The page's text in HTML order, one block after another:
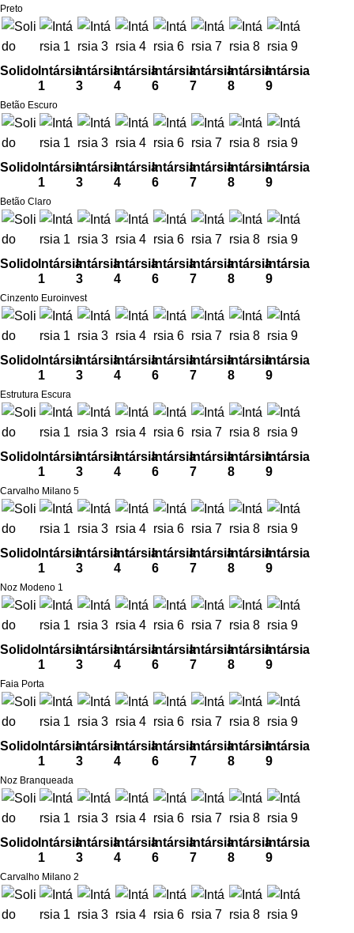
Preto
SolidoIntársia
1
Intársia
3
Intársia
4
Intársia
6
Intársia
7
Intársia
8
Intársia
9
Betão Escuro
SolidoIntársia
1
Intársia
3
Intársia
4
Intársia
6
Intársia
7
Intársia
8
Intársia
9
Betão Claro
SolidoIntársia
1
Intársia
3
Intársia
4
Intársia
6
Intársia
7
Intársia
8
Intársia
9
Cinzento Euroinvest
SolidoIntársia
1
Intársia
3
Intársia
4
Intársia
6
Intársia
7
Intársia
8
Intársia
9
Estrutura Escura
SolidoIntársia
1
Intársia
3
Intársia
4
Intársia
6
Intársia
7
Intársia
8
Intársia
9
Carvalho Milano 5
SolidoIntársia
1
Intársia
3
Intársia
4
Intársia
6
Intársia
7
Intársia
8
Intársia
9
Noz Modeno 1
SolidoIntársia
1
Intársia
3
Intársia
4
Intársia
6
Intársia
7
Intársia
8
Intársia
9
Faia Porta
SolidoIntársia
1
Intársia
3
Intársia
4
Intársia
6
Intársia
7
Intársia
8
Intársia
9
Noz Branqueada
SolidoIntársia
1
Intársia
3
Intársia
4
Intársia
6
Intársia
7
Intársia
8
Intársia
9
Carvalho Milano 2